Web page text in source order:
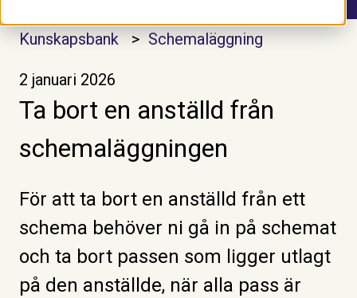
Kunskapsbank Schemaläggning
2 januari 2026
Ta bort en anställd från
schemaläggningen
För att ta bort en anställd från ett
schema behöver ni gå in på schemat
och ta bort passen som ligger utlagt
på den anställde, när alla pass är